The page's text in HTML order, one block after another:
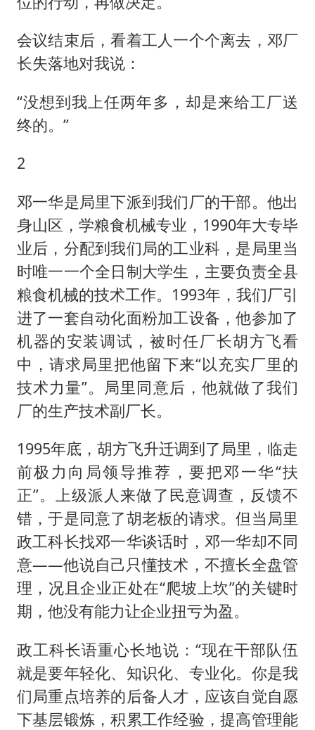
会议结束后，看着工人一个个离去，邓厂
长失落地对我说：
“没想到我上任两年多，却是来给工厂送
终的。”
2
邓一华是局里下派到我们厂的干部。他出
身山区，学粮食机械专业，1990年大专毕
业后，分配到我们局的工业科，是局里当
时唯一一个全日制大学生，主要负责全县
粮食机械的技术工作。1993年，我们厂引
进了一套自动化面粉加工设备，他参加了
机器的安装调试，被时任厂长胡方飞看
中，请求局里把他留下来“以充实厂里的
技术力量”。局里同意后，他就做了我们
厂的生产技术副厂长。
1995年底，胡方飞升迁调到了局里，临走
前极力向局领导推荐，要把邓一华“扶
正”。上级派人来做了民意调查，反馈不
错，于是同意了胡老板的请求。但当局里
政工科长找邓一华谈话时，邓一华却不同
意——他说自己只懂技术，不擅长全盘管
理，况且企业正处在“爬坡上坎”的关键时
期，他没有能力让企业扭亏为盈。
政工科长语重心长地说：“现在干部队伍
就是要年轻化、知识化、专业化。你是我
们局重点培养的后备人才，应该自觉自愿
下基层锻炼，积累工作经验，提高管理能